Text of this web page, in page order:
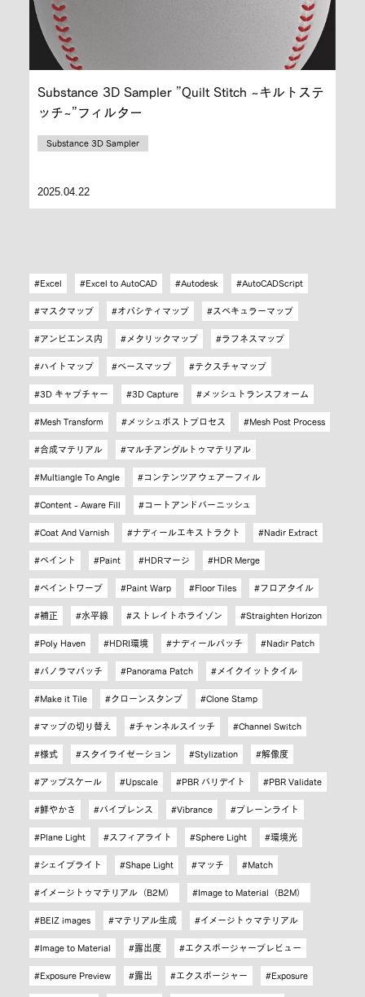
Substance 3D Sampler ”Quilt Stitch ~キルトステ
ッチ~”フィルター
Substance 3D Sampler
2025.04.22
Excel Excel to AutoCAD Autodesk AutoCADScript
マスクマップ オパシティマップ スペキュラーマップ
アンビエンス内 メタリックマップ ラフネスマップ
ハイトマップ ベースマップ テクスチャマップ
3D キャプチャー 3D Capture メッシュトランスフォーム
Mesh Transform メッシュポストプロセス Mesh Post Process
合成マテリアル マルチアングルトゥマテリアル
Multiangle To Angle コンテンツアウェアーフィル
Content - Aware Fill コートアンドバーニッシュ
Coat And Varnish ナディールエキストラクト Nadir Extract
ペイント Paint HDRマージ HDR Merge
ペイントワープ Paint Warp Floor Tiles フロアタイル
補正 水平線 ストレイトホライゾン Straighten Horizon
Poly Haven HDRI環境 ナディールパッチ Nadir Patch
パノラマパッチ Panorama Patch メイクイットタイル
Make it Tile クローンスタンプ Clone Stamp
マップの切り替え チャンネルスイッチ Channel Switch
様式 スタイライゼーション Stylization 解像度
アップスケール Upscale PBR バリデイト PBR Validate
鮮やかさ バイブレンス Vibrance プレーンライト
Plane Light スフィアライト Sphere Light 環境光
シェイプライト Shape Light マッチ Match
イメージトゥマテリアル（B2M） Image to Material（B2M）
BEIZ images マテリアル生成 イメージトゥマテリアル
Image to Material 露出度 エクスポージャープレビュー
Exposure Preview 露出 エクスポージャー Exposure